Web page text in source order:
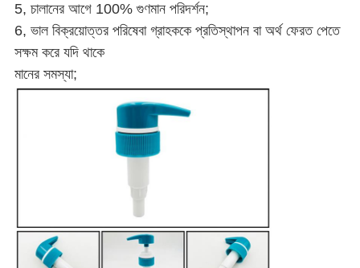
5, চালানের আগে 100% গুণমান পরিদর্শন;
6, ভাল বিক্রয়োত্তর পরিষেবা গ্রাহককে প্রতিস্থাপন বা অর্থ ফেরত পেতে
সক্ষম করে যদি থাকে
মানের সমস্যা;